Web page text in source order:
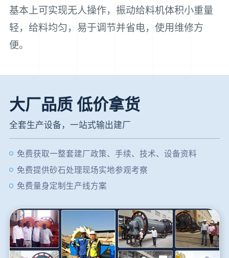
基本上可实现无人操作，振动给料机体积小重量
轻，给料均匀，易于调节并省电，使用维修方
便。
大厂品质 低价拿货
全套生产设备，一站式输出建厂
免费获取一整套建厂政策、手续、技术、设备资料
免费提供砂石处理现场实地参观考察
免费量身定制生产线方案